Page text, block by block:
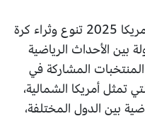
في الختام، تعكس استضافة كوبا أمريكا 2025 تنوع وثراء كرة
بين الأحداث الرياضية
المشاركة في
تمثل أمريكا الشمالية،
بين الدول المختلفة،